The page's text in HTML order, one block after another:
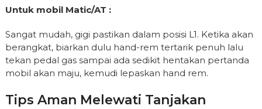
Untuk mobil Matic/AT :
Sangat mudah, gigi pastikan dalam posisi L1. Ketika akan
berangkat, biarkan dulu hand-rem tertarik penuh lalu
tekan pedal gas sampai ada sedikit hentakan pertanda
mobil akan maju, kemudi lepaskan hand rem.
Tips Aman Melewati Tanjakan